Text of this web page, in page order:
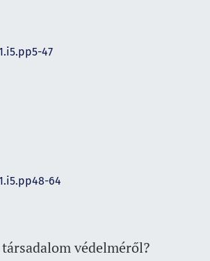
47
64
védelméről?